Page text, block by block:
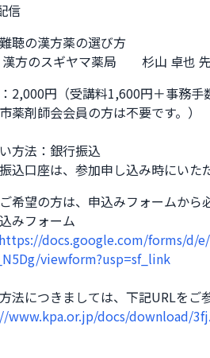
配信
聴の漢方薬の選び方
方のスギヤマ薬局　　杉山 卓也
2,000円（受講料1,600円＋事務手
市薬剤師会会員の方は不要です。）
方法：銀行振込
口座は、参加申し込み時にいた
希望の方は、申込みフォームから
みフォーム
docs.google.com/forms/d/e/
viewform?usp=sf_link
法につきましては、下記URLを
www.kpa.or.jp/docs/download/